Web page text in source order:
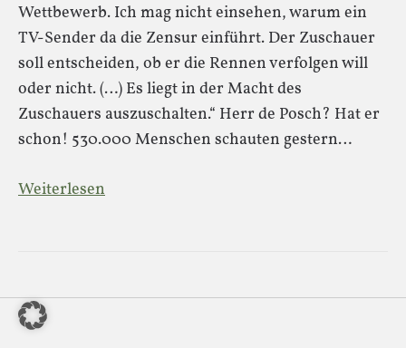
Wettbewerb. Ich mag nicht einsehen, warum ein
TV-Sender da die Zensur einführt. Der Zuschauer
soll entscheiden, ob er die Rennen verfolgen will
oder nicht. (…) Es liegt in der Macht des
Zuschauers auszuschalten.“ Herr de Posch? Hat er
schon! 530.000 Menschen schauten gestern…
Weiterlesen